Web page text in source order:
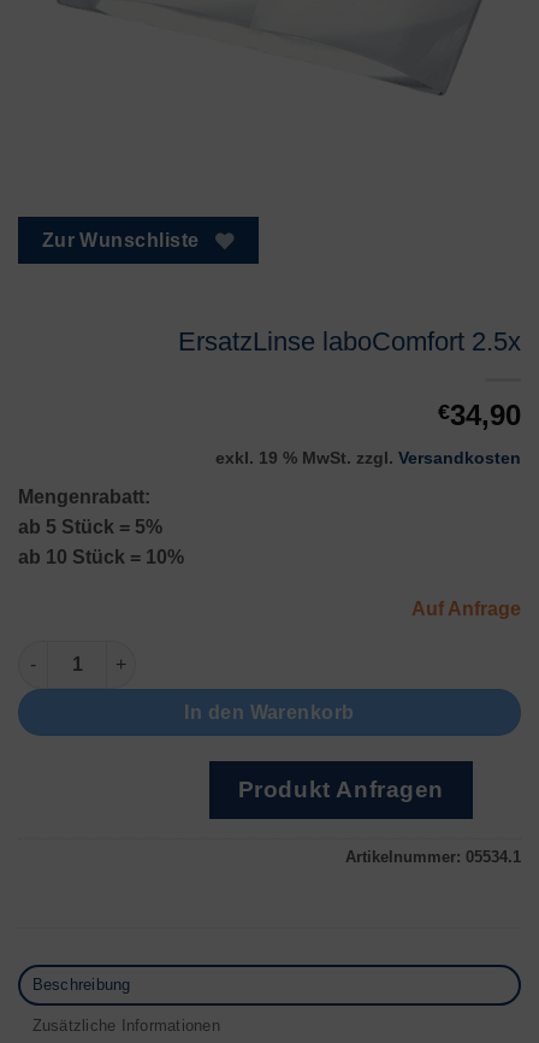
Zur Wunschliste
ErsatzLinse laboComfort 2.5x
€34,90
exkl. 19 % MwSt. zzgl. Versandkosten
Mengenrabatt:
ab 5 Stück = 5%
ab 10 Stück = 10%
Auf Anfrage
ErsatzLinse laboComfort 2.5x Menge
In den Warenkorb
Produkt Anfragen
Artikelnummer: 05534.1
Beschreibung
Zusätzliche Informationen